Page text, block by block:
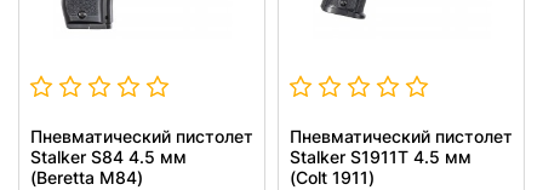
Пневматический пистолет
Stalker S84 4.5 мм
(Beretta M84)
Пневматический пистолет
Stalker S1911T 4.5 мм
(Colt 1911)